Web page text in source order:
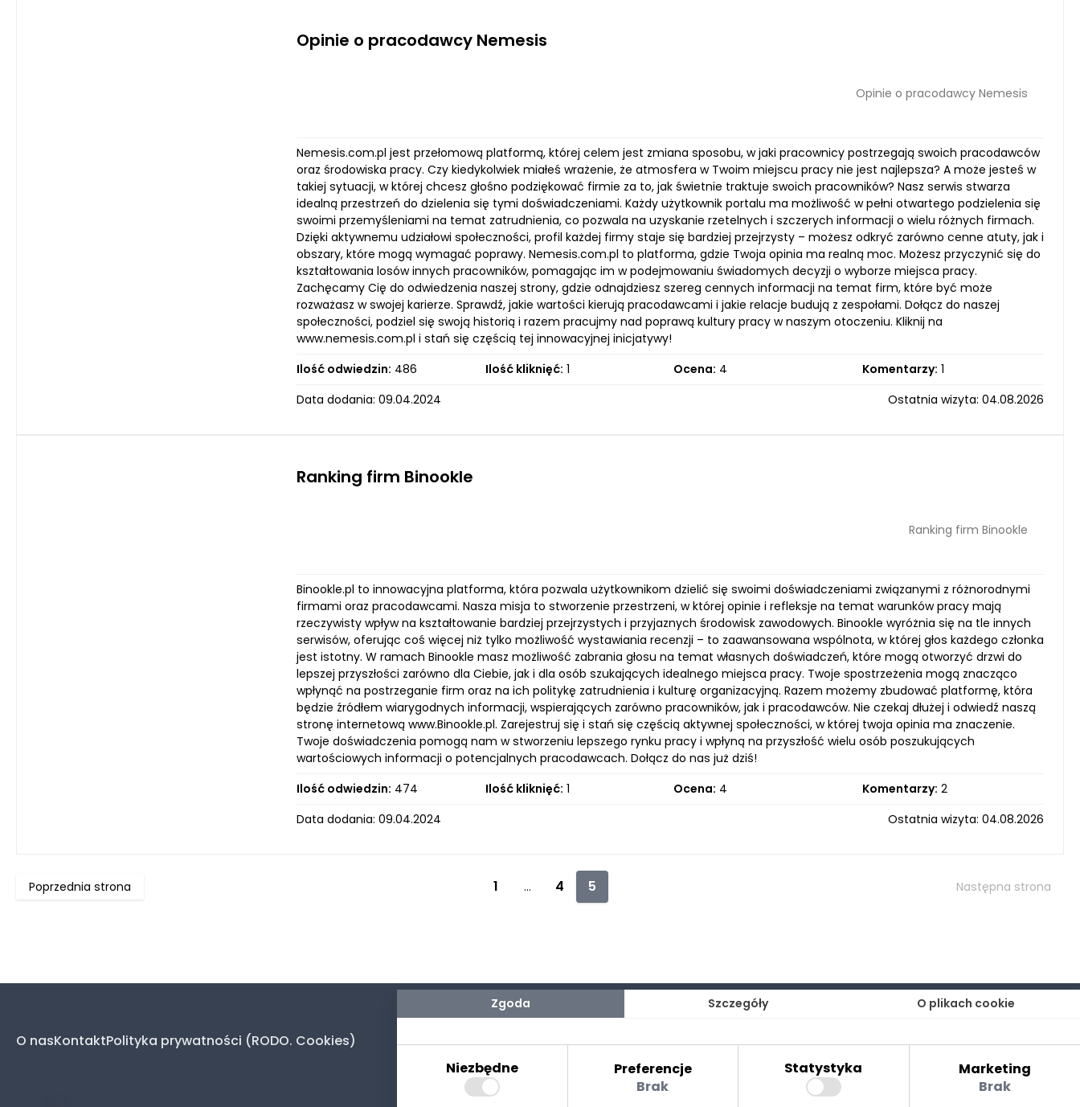
Opinie o pracodawcy Nemesis
Opinie o pracodawcy Nemesis
Nemesis.com.pl jest przełomową platformą, której celem jest zmiana sposobu, w jaki pracownicy postrzegają swoich pracodawców
oraz środowiska pracy. Czy kiedykolwiek miałeś wrażenie, że atmosfera w Twoim miejscu pracy nie jest najlepsza? A może jesteś w
takiej sytuacji, w której chcesz głośno podziękować firmie za to, jak świetnie traktuje swoich pracowników? Nasz serwis stwarza
idealną przestrzeń do dzielenia się tymi doświadczeniami. Każdy użytkownik portalu ma możliwość w pełni otwartego podzielenia się
swoimi przemyśleniami na temat zatrudnienia, co pozwala na uzyskanie rzetelnych i szczerych informacji o wielu różnych firmach.
Dzięki aktywnemu udziałowi społeczności, profil każdej firmy staje się bardziej przejrzysty – możesz odkryć zarówno cenne atuty, jak i
obszary, które mogą wymagać poprawy. Nemesis.com.pl to platforma, gdzie Twoja opinia ma realną moc. Możesz przyczynić się do
kształtowania losów innych pracowników, pomagając im w podejmowaniu świadomych decyzji o wyborze miejsca pracy.
Zachęcamy Cię do odwiedzenia naszej strony, gdzie odnajdziesz szereg cennych informacji na temat firm, które być może
rozważasz w swojej karierze. Sprawdź, jakie wartości kierują pracodawcami i jakie relacje budują z zespołami. Dołącz do naszej
społeczności, podziel się swoją historią i razem pracujmy nad poprawą kultury pracy w naszym otoczeniu. Kliknij na
www.nemesis.com.pl i stań się częścią tej innowacyjnej inicjatywy!
Ilość odwiedzin: 486 Ilość kliknięć: 1 Ocena: 4 Komentarzy: 1
Data dodania: 09.04.2024
Ostatnia wizyta: 04.08.2026
Ranking firm Binookle
Ranking firm Binookle
Binookle.pl to innowacyjna platforma, która pozwala użytkownikom dzielić się swoimi doświadczeniami związanymi z różnorodnymi
firmami oraz pracodawcami. Nasza misja to stworzenie przestrzeni, w której opinie i refleksje na temat warunków pracy mają
rzeczywisty wpływ na kształtowanie bardziej przejrzystych i przyjaznych środowisk zawodowych. Binookle wyróżnia się na tle innych
serwisów, oferując coś więcej niż tylko możliwość wystawiania recenzji – to zaawansowana wspólnota, w której głos każdego członka
jest istotny. W ramach Binookle masz możliwość zabrania głosu na temat własnych doświadczeń, które mogą otworzyć drzwi do
lepszej przyszłości zarówno dla Ciebie, jak i dla osób szukających idealnego miejsca pracy. Twoje spostrzeżenia mogą znacząco
wpłynąć na postrzeganie firm oraz na ich politykę zatrudnienia i kulturę organizacyjną. Razem możemy zbudować platformę, która
będzie źródłem wiarygodnych informacji, wspierających zarówno pracowników, jak i pracodawców. Nie czekaj dłużej i odwiedź naszą
stronę internetową www.Binookle.pl. Zarejestruj się i stań się częścią aktywnej społeczności, w której twoja opinia ma znaczenie.
Twoje doświadczenia pomogą nam w stworzeniu lepszego rynku pracy i wpłyną na przyszłość wielu osób poszukujących
wartościowych informacji o potencjalnych pracodawcach. Dołącz do nas już dziś!
Ilość odwiedzin: 474 Ilość kliknięć: 1 Ocena: 4 Komentarzy: 2
Data dodania: 09.04.2024
Ostatnia wizyta: 04.08.2026
Poprzednia strona 1 ... 4 5 Następna strona
O nasKontaktPolityka prywatności (RODO. Cookies)
Zgoda Szczegóły O plikach cookie
Niezbędne
Preferencje
Brak
Statystyka
Marketing
Brak